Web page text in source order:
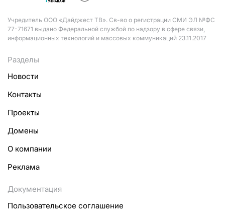
Учредитель ООО «Дайджест ТВ». Св-во о регистрации СМИ ЭЛ №ФС
77-71671 выдано Федеральной службой по надзору в сфере связи,
информационных технологий и массовых коммуникаций 23.11.2017
Разделы
Новости
Контакты
Проекты
Домены
О компании
Реклама
Документация
Пользовательское соглашение